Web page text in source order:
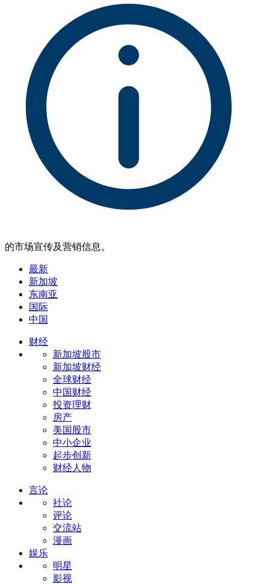
的市场宣传及营销信息。
最新
新加坡
东南亚
国际
中国
财经
新加坡股市
新加坡财经
全球财经
中国财经
投资理财
房产
美国股市
中小企业
起步创新
财经人物
言论
社论
评论
交流站
漫画
娱乐
明星
影视